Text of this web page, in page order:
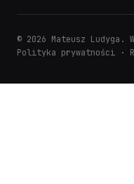
© 2026 Mateusz Ludyga.
Polityka prywatności ·